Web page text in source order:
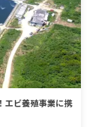
エビ養殖事業に携